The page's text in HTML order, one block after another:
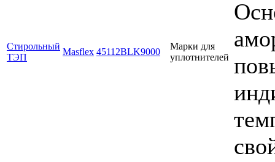
Стирольный
ТЭП
Masflex 45112BLK9000
Марки для
уплотнителей